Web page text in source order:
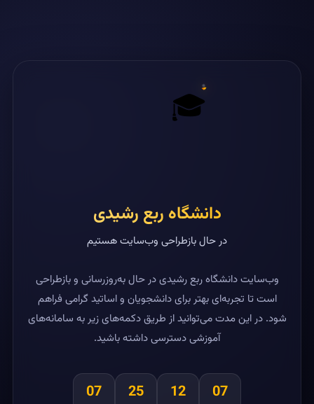
🎓
دانشگاه ربع رشیدی
در حال بازطراحی وب‌سایت هستیم
وب‌سایت دانشگاه ربع رشیدی در حال به‌روزرسانی و بازطراحی
است تا تجربه‌ای بهتر برای دانشجویان و اساتید گرامی فراهم
شود. در این مدت می‌توانید از طریق دکمه‌های زیر به سامانه‌های
آموزشی دسترسی داشته باشید.
07
12
25
07